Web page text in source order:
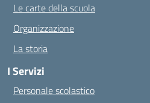
Le carte della scuola
Organizzazione
La storia
I Servizi
Personale scolastico